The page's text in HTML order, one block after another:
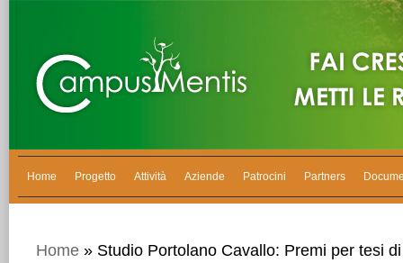
Home Progetto Attività Aziende Patrocini Partners
Home » Studio Portolano Cavallo: Premi per tesi